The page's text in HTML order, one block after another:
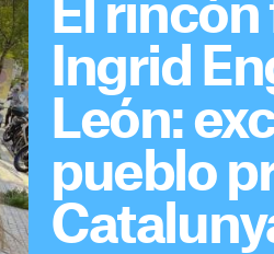
El
Ingrid
León:
pueblo